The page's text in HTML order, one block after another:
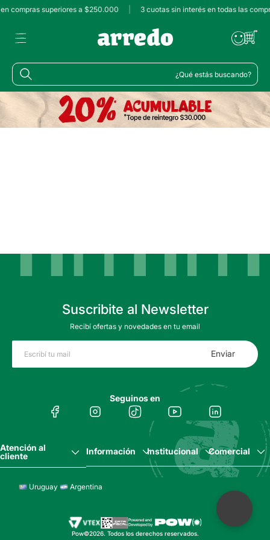
compras superiores a $250.000 3 cuotas sin interés en todas las
¿Qué estás buscando?
Suscribite al Newsletter
Recibí ofertas y novedades en tu email
Enviar
Seguinos en
Atención al
cliente
Información Institucional Comercial
Uruguay Argentina
Pow©2026. Todos los derechos reservados.